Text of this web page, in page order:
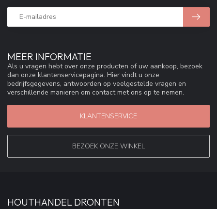
MEER INFORMATIE
Als u vragen hebt over onze producten of uw aankoop, bezoek
dan onze klantenservicepagina. Hier vindt u onze
bedrijfsgegevens, antwoorden op veelgestelde vragen en
verschillende manieren om contact met ons op te nemen.
KLANTENSERVICE
BEZOEK ONZE WINKEL
HOUTHANDEL DRONTEN